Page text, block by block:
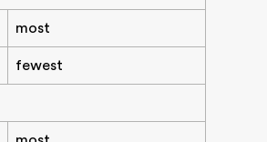
most
fewest